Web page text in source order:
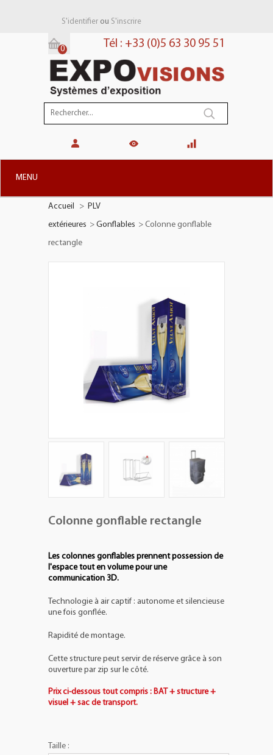
S'identifierou S'inscrire
Tél : +33 (0)5 63 30 95 51
Panier:
0
MENU
STANDS MODULAIRES
Accueil > PLV
extérieures > Gonflables > Colonne gonflable
rectangle
Colonne gonflable rectangle
Les colonnes gonflables prennent possession de
l'espace tout en volume pour une
communication 3D.
Technologie à air captif : autonome et silencieuse
une fois gonflée.
Rapidité de montage.
Cette structure peut servir de réserve grâce à son
ouverture par zip sur le côté.
Prix ci-dessous tout compris : BAT + structure +
visuel + sac de transport.
Taille :